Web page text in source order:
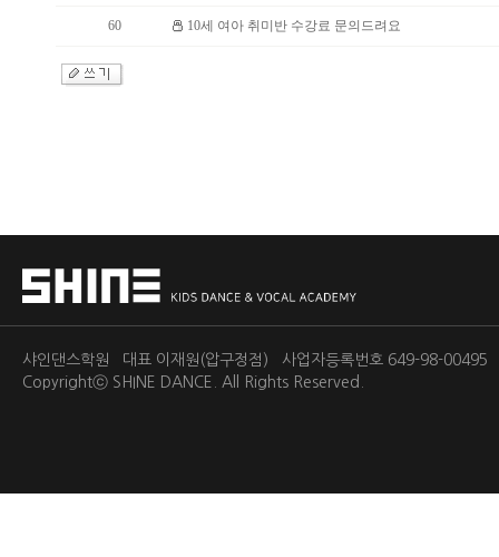
60 10세 여아 취미반 수강료 문의드려요
샤인댄스학원 대표 이재원(압구정점) 사업자등록번호 649-98-
Copyrightⓒ SHINE DANCE. All Rights Reserved.